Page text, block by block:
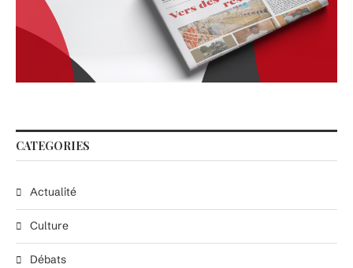
CATEGORIES
Actualité
Culture
Débats